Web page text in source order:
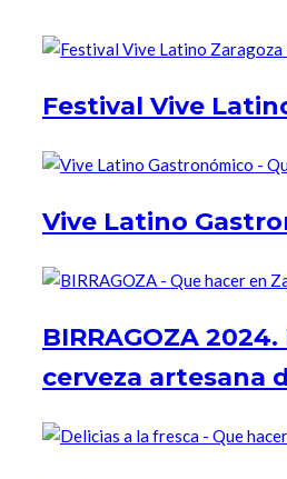
Festival Vive
Vive Latino
BIRRAGOZA
cerveza artesana